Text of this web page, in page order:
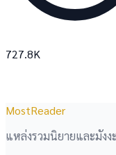
727.8K
MostReader
แหล่งรวมนิยายและมัง